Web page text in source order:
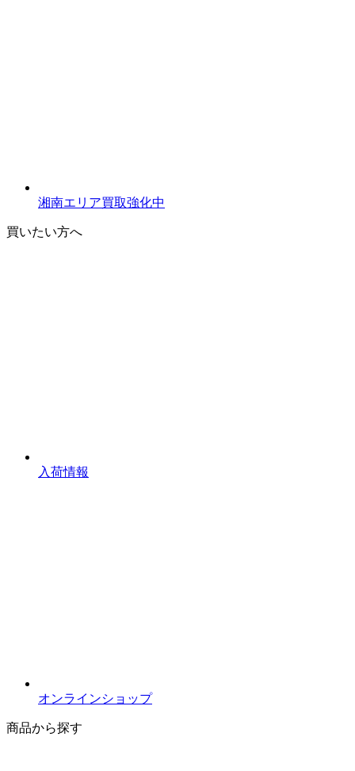
湘南エリア買取強化中
買いたい方へ
入荷情報
オンラインショップ
商品から探す